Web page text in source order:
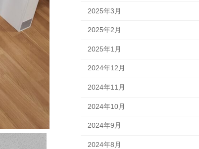
2025年3月
2025年2月
2025年1月
2024年12月
2024年11月
2024年10月
2024年9月
2024年8月